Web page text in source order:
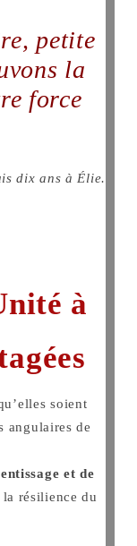
petite
la
force
dix ans à Élie.
à
soient
angulaires de
et de
résilience du